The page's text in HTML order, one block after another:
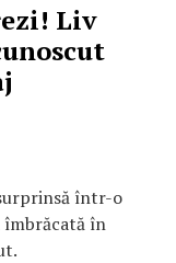
Liv
într-o
îmbrăcată în